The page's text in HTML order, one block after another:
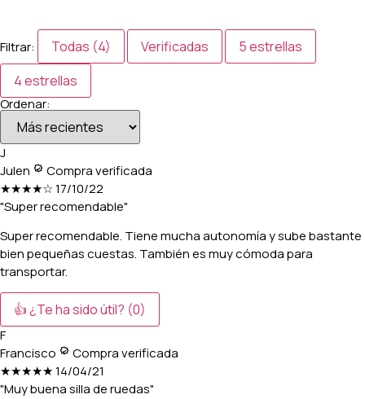
Filtrar: Todas (4) Verificadas
5 estrellas
4 estrellas
Ordenar:
J
Julen
Compra verificada
★★★★☆17/10/22
"Super recomendable"
Super recomendable. Tiene mucha autonomía y sube bastante
bien pequeñas cuestas. También es muy cómoda para
transportar.
👍 ¿Te ha sido útil? (0)
F
Francisco
Compra verificada
★★★★★14/04/21
"Muy buena silla de ruedas"